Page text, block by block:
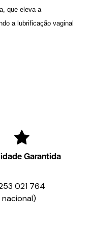
que eleva a
a lubrificação vaginal
Garantida
021 764